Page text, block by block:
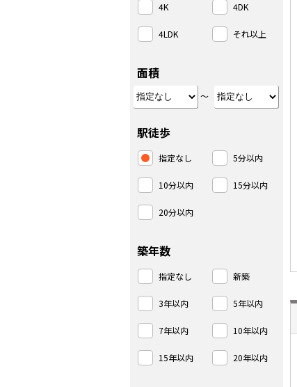
4K 4DK
4LDK それ以上
面積
～
駅徒歩
指定なし 5分以内
10分以内 15分以内
20分以内
築年数
指定なし 新築
3年以内 5年以内
7年以内 10年以内
15年以内 20年以内